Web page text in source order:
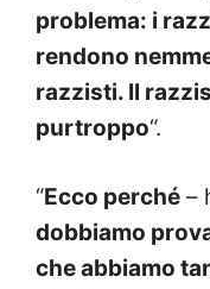
problema: i
rendono
razzisti. Il
purtroppo“.
“Ecco perché –
dobbiamo
che abbiamo